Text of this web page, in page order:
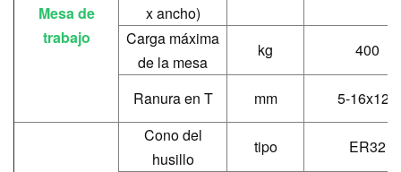
Mesa de
trabajo
x ancho)
Carga máxima
de la mesa
kg 400
Ranura en T mm 5-16x120
Cono del
husillo
tipo
ER32